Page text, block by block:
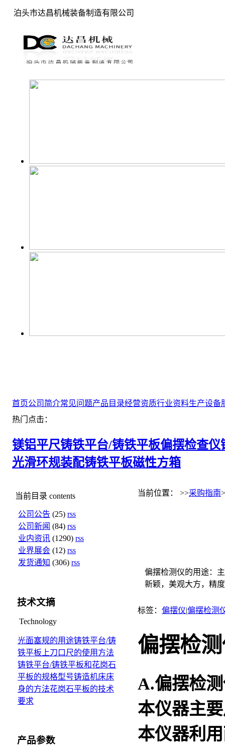
泊头市达昌机械装备制造有限公司
首页公司简介常见问题产品目录经营资质行业资料生产设备
热门点击：
镁铝平尺铸铁平台/铸铁平板偏摆检查仪
光滑环规装配铸铁平板磁性方箱
当前目录 contents
公司公告 (25) rss
公司新闻 (84) rss
业内资讯 (1290) rss
业界展会 (12) rss
发货通知 (306) rss
技术文摘
Technology
光面塞规的用途铸铁平台/铸
铁平板上刀口尺的使用方法
铸铁平台/铸铁平板和花岗石
平板的规格型号铸造机床床
身的方法花岗石平板的技术
要求
产品参数
当前位置： >>采购指南
偏摆检测仪的用途：
新颖，美观大方，精
标签： 偏摆仪|偏摆检测
偏摆检
A.偏摆检
本仪器主
本仪器利